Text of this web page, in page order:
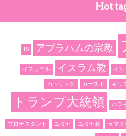
Hot
IS アブラハムの宗教
イスラエル イスラム教 イン
カトリック カースト キリ
トランプ大統領 バラ
プロテスタント ユダヤ ユダヤ教 ラマダ